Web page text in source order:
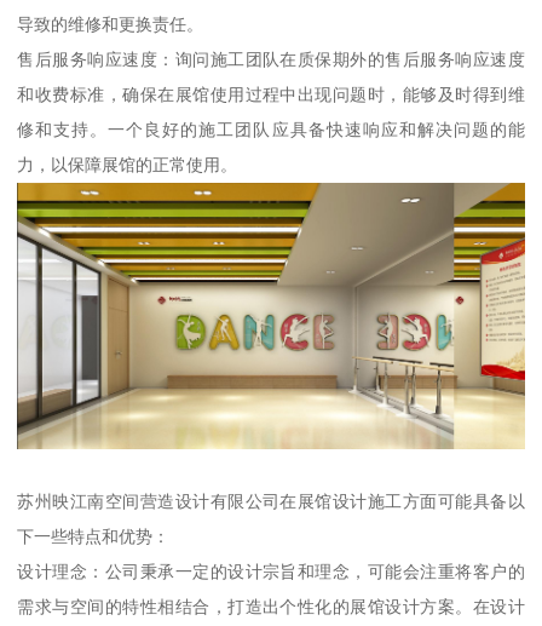
导致的维修和更换责任。
售后服务响应速度：询问施工团队在质保期外的售后服务响应速度
和收费标准，确保在展馆使用过程中出现问题时，能够及时得到维
修和支持。一个良好的施工团队应具备快速响应和解决问题的能
力，以保障展馆的正常使用。
苏州映江南空间营造设计有限公司在展馆设计施工方面可能具备以
下一些特点和优势：
设计理念：公司秉承一定的设计宗旨和理念，可能会注重将客户的
需求与空间的特性相结合，打造出个性化的展馆设计方案。在设计